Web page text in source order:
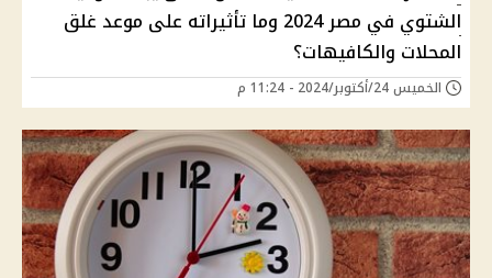
الشتوي في مصر 2024 وما تأثيراته على موعد غلق
المحلات والكافيهات؟
الخميس 24/أكتوبر/2024 - 11:24 م